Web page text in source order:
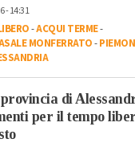
- 14:31
-ACQUI TERME-
MONFERRATO-
di
per il tempo